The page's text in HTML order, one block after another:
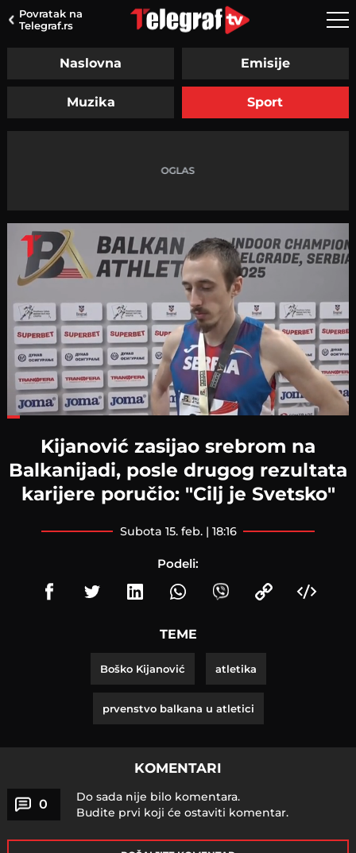
Povratak na
Telegraf.rs
Naslovna Emisije
Muzika Sport
Kijanović zasijao srebrom na
Balkanijadi, posle drugog rezultata
karijere poručio: "Cilj je Svetsko"
subota 15. feb. | 18:16
Podeli:
TEME
Boško Kijanović atletika
prvenstvo balkana u atletici
KOMENTARI
0
Do sada nije bilo komentara.
Budite prvi koji će ostaviti komentar.